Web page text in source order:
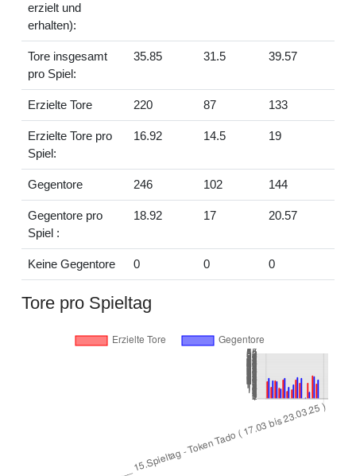
erzielt und
erhalten):
Tore insgesamt
pro Spiel:
35.85 31.5 39.57
Erzielte Tore 220 87 133
Erzielte Tore pro
Spiel:
16.92 14.5 19
Gegentore 246 102 144
Gegentore pro
Spiel :
18.92 17 20.57
Keine Gegentore 0 0 0
Tore pro Spieltag